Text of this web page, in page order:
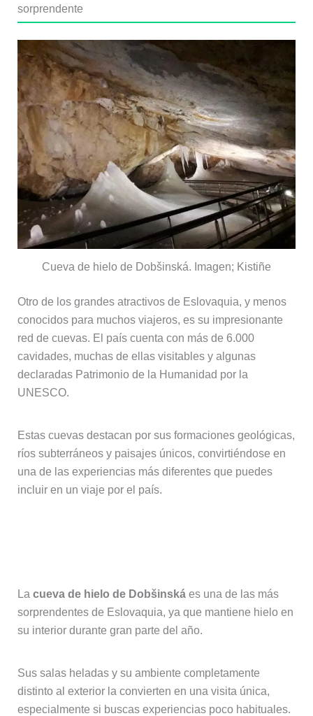
sorprendente
Cueva de hielo de Dobšinská. Imagen; Kistiñe
Otro de los grandes atractivos de Eslovaquia, y menos
conocidos para muchos viajeros, es su impresionante
red de cuevas. El país cuenta con más de 6.000
cavidades, muchas de ellas visitables y algunas
declaradas Patrimonio de la Humanidad por la
UNESCO.
Estas cuevas destacan por sus formaciones geológicas,
ríos subterráneos y paisajes únicos, convirtiéndose en
una de las experiencias más diferentes que puedes
incluir en un viaje por el país.
La cueva de hielo de Dobšinskáes una de las más
sorprendentes de Eslovaquia, ya que mantiene hielo en
su interior durante gran parte del año.
Sus salas heladas y su ambiente completamente
distinto al exterior la convierten en una visita única,
especialmente si buscas experiencias poco habituales.